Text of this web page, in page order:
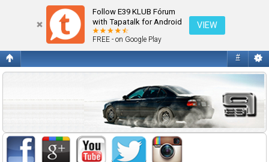
Follow E39 KLUB Fórum
with Tapatalk for Android
FREE - on Google Play
VIEW
#